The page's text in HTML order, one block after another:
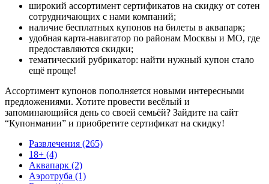
широкий ассортимент сертификатов на скидку от сотен
сотрудничающих с нами компаний;
наличие бесплатных купонов на билеты в аквапарк;
удобная карта-навигатор по районам Москвы и МО, где
предоставляются скидки;
тематический рубрикатор: найти нужный купон стало
ещё проще!
Ассортимент купонов пополняется новыми интересными
предложениями. Хотите провести весёлый и
запоминающийся день со своей семьёй? Зайдите на сайт
“Купонмании” и приобретите сертификат на скидку!
Развлечения (265)
18+ (4)
Аквапарк (2)
Аэротруба (1)